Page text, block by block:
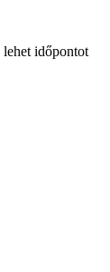
időpontot